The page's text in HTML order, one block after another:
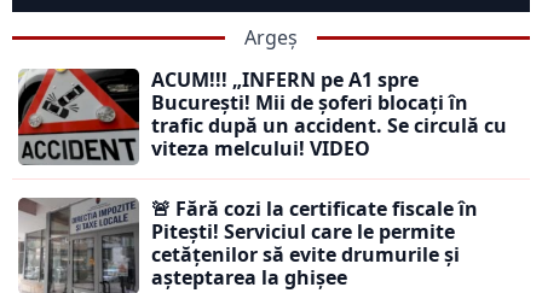
Argeș
ACUM!!! „INFERN pe A1 spre
București! Mii de șoferi blocați în
trafic după un accident. Se circulă cu
viteza melcului! VIDEO
🚨 Fără cozi la certificate fiscale în
Pitești! Serviciul care le permite
cetățenilor să evite drumurile și
așteptarea la ghișee